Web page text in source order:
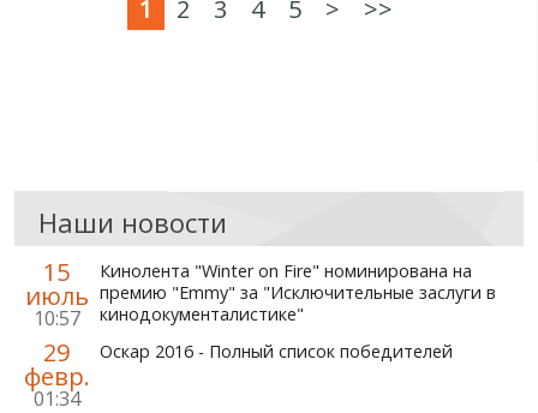
1 2 3 4 5 > >>
Наши новости
15
июль
10:57
Кинолента "Winter on Fire" номинирована на
премию "Emmy" за "Исключительные заслуги в
кинодокументалистике"
29
февр.
01:34
Оскар 2016 - Полный список победителей